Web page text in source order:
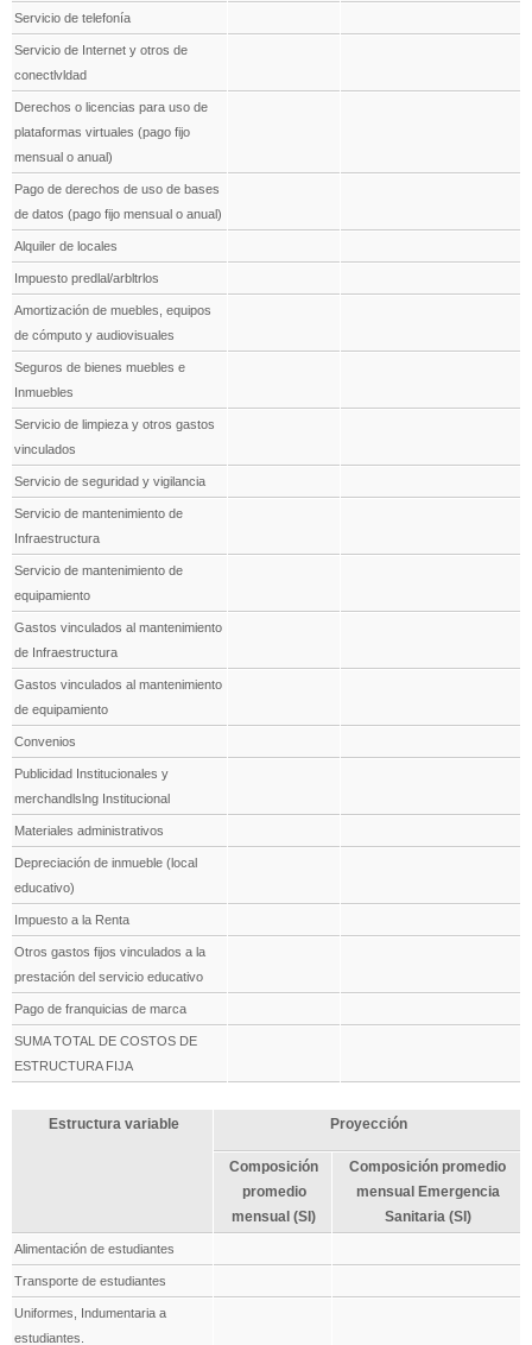
Servicio de telefonía
Servicio de Internet y otros de
conectlvldad
Derechos o licencias para uso de
plataformas virtuales (pago fijo
mensual o anual)
Pago de derechos de uso de bases
de datos (pago fijo mensual o anual)
Alquiler de locales
Impuesto predlal/arbltrlos
Amortización de muebles, equipos
de cómputo y audiovisuales
Seguros de bienes muebles e
Inmuebles
Servicio de limpieza y otros gastos
vinculados
Servicio de seguridad y vigilancia
Servicio de mantenimiento de
Infraestructura
Servicio de mantenimiento de
equipamiento
Gastos vinculados al mantenimiento
de Infraestructura
Gastos vinculados al mantenimiento
de equipamiento
Convenios
Publicidad Institucionales y
merchandlslng Institucional
Materiales administrativos
Depreciación de inmueble (local
educativo)
Impuesto a la Renta
Otros gastos fijos vinculados a la
prestación del servicio educativo
Pago de franquicias de marca
SUMA TOTAL DE COSTOS DE
ESTRUCTURA FIJA
Estructura variable Proyección
Composición
promedio
mensual (SI)
Composición promedio
mensual Emergencia
Sanitaria (SI)
Alimentación de estudiantes
Transporte de estudiantes
Uniformes, Indumentaria a
estudiantes.